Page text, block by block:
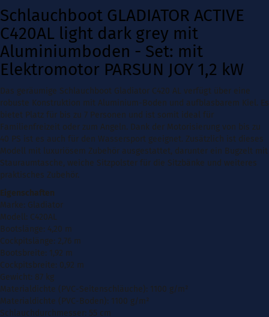
Schlauchboot GLADIATOR ACTIVE
C420AL light dark grey mit
Aluminiumboden - Set: mit
Elektromotor PARSUN JOY 1,2 kW
Das geräumige Schlauchboot Gladiator C420 AL verfügt über eine
robuste Konstruktion mit Aluminium-Boden und aufblasbarem Kiel. Es
bietet Platz für bis zu 7 Personen und ist somit ideal für
Familienfreizeit oder zum Angeln. Dank der Motorisierung von bis zu
40 PS ist es auch für den Wassersport geeignet. Zusätzlich ist dieses
Modell mit luxuriösem Zubehör ausgestattet, darunter ein Bugzelt mit
Stauraumtasche, weiche Sitzpolster für die Sitzbänke und weiteres
praktisches Zubehör.
Eigenschaften
Marke: Gladiator
Modell: C420AL
Bootslänge: 4,20 m
Cockpitslänge: 2,76 m
Bootsbreite: 1,92 m
Cockpitsbreite: 0,92 m
Gewicht: 87 kg
Materialdichte (PVC-Seitenschläuche): 1100 g/m²
Materialdichte (PVC-Boden): 1100 g/m²
Schlauchdurchmesser: 55 cm